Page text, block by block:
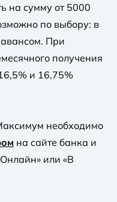
на сумму от 5000
по выбору: в
При
получения
и 16,75%
необходимо
на сайте банка и
или «В